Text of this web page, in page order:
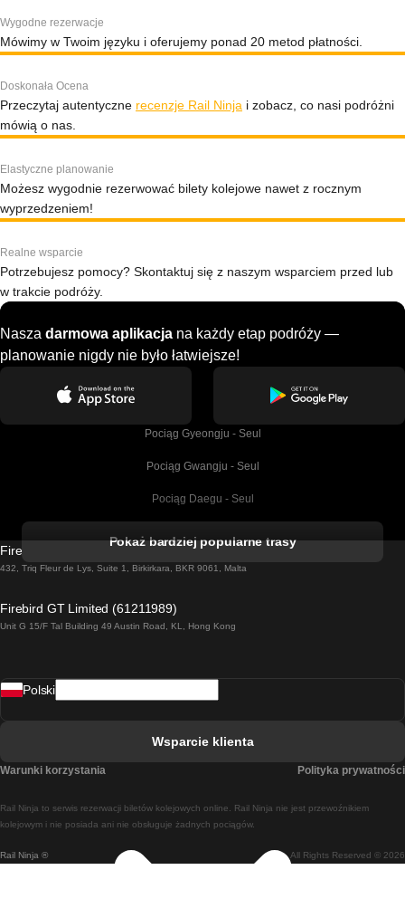
Wygodne rezerwacje
Mówimy w Twoim języku i oferujemy ponad 20 metod płatności.
Doskonała Ocena
Przeczytaj autentyczne recenzje Rail Ninja i zobacz, co nasi podróżni
mówią o nas.
Elastyczne planowanie
Możesz wygodnie rezerwować bilety kolejowe nawet z rocznym
wyprzedzeniem!
Realne wsparcie
Potrzebujesz pomocy? Skontaktuj się z naszym wsparciem przed lub
w trakcie podróży.
Nasza darmowa aplikacja na każdy etap podróży —
planowanie nigdy nie było łatwiejsze!
Pociąg Gyeongju - Seul
Pociąg Gwangju - Seul
Pociąg Daegu - Seul
Pociąg Dublin - Galway
Pociąg Rzym - Neapol
Pociąg Madryt - Lizbona
Pociąg Madryt - Barcelona
Pokaż bardziej popularne trasy
Firebird GT Limited (OC 1451)
432, Triq Fleur de Lys, Suite 1, Birkirkara, BKR 9061, Malta
Firebird GT Limited (61211989)
Unit G 15/F Tal Building 49 Austin Road, KL, Hong Kong
Rail Ninja ® All Rights Reserved © 2026
Rail Ninja to serwis rezerwacji biletów kolejowych online. Rail Ninja nie jest przewoźnikiem
kolejowym i nie posiada ani nie obsługuje żadnych pociągów.
Polski
Wsparcie klienta
Warunki korzystania Polityka prywatności